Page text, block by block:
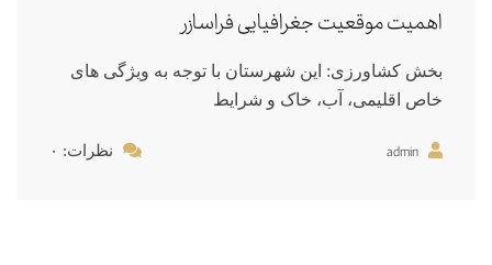
اهمیت موقعیت جغرافیایی فراسازر
بخش کشاورزی: این شهرستان با توجه به ویژگی های
خاص اقلیمی، آب، خاک و شرایط
admin نظرات: ۰